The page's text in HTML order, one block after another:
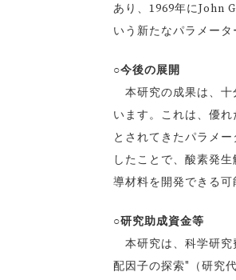
あり、1969年にJohn
いう新たなパラメー
○今後の展開
本研究の成果は、十
います。これは、優
とされてきたパラメ
したことで、酸素発
導材料を開発できる可
○研究助成資金等
本研究は、科学研究
配因子の探索"（研究